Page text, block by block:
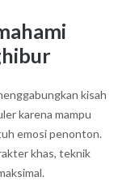
kisah
karena mampu
emosi penonton.
khas, teknik